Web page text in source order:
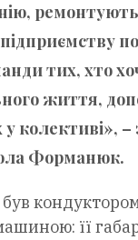
тих, хто
життя,
колективі», –
Форманюк.
її